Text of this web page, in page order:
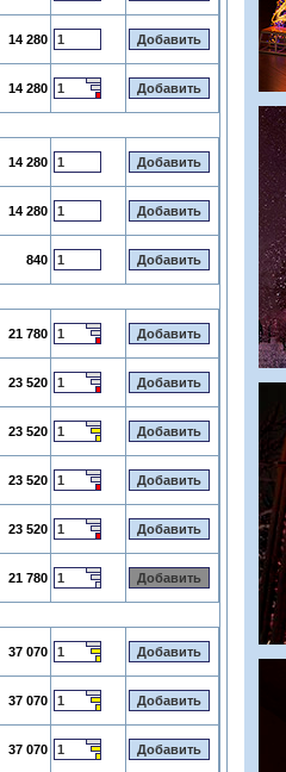
14 280
14 280
14 280
14 280
840
21 780
23 520
23 520
23 520
23 520
21 780
37 070
37 070
37 070